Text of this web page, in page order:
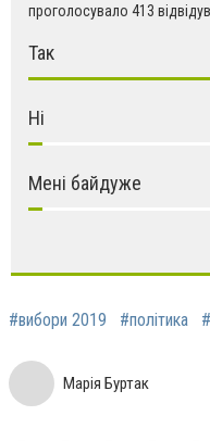
проголосувало 413
Так
Ні
Мені байдуже
#вибори 2019 #політика
Марія Буртак